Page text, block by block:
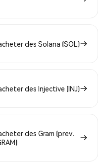
des Solana (SOL)
des Injective (INJ)
des Gram (prev.